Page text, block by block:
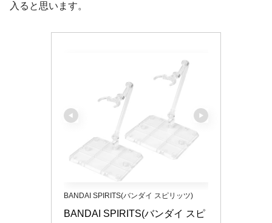
入ると思います。
BANDAI SPIRITS(バンダイ スピリッツ)
BANDAI SPIRITS(バンダイ スピ